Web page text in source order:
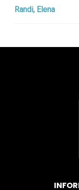
Randi, Elena